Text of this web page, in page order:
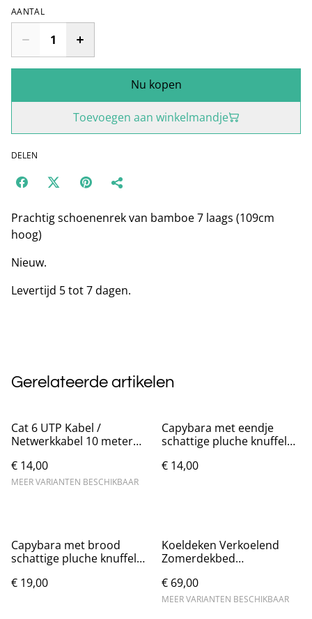
AANTAL
Nu kopen
Toevoegen aan winkelmandje
DELEN
Prachtig schoenenrek van bamboe 7 laags (109cm
hoog)
Nieuw.
Levertijd 5 tot 7 dagen.
Gerelateerde artikelen
Cat 6 UTP Kabel /
Netwerkkabel 10 meter
€ 14,00
MEER VARIANTEN BESCHIKBAAR
Capybara met eendje
schattige pluche knuffel
€ 14,00
Capybara met brood
schattige pluche knuffel
€ 19,00
Koeldeken Verkoelend
Zomerdekbed
stof.
€ 69,00
MEER VARIANTEN BESCHIKBAAR